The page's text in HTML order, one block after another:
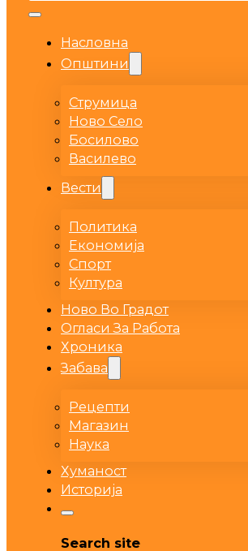
Насловна
Општини
Струмица
Ново Село
Босилово
Василево
Вести
Политика
Економија
Спорт
Култура
Ново Во Градот
Огласи За Работа
Хроника
Забава
Рецепти
Магазин
Наука
Хуманост
Историја
Search site